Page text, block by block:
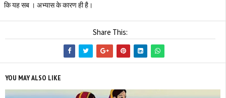
कि यह सब । अभ्यास के कारण ही है।
Share This:
YOU MAY ALSO LIKE